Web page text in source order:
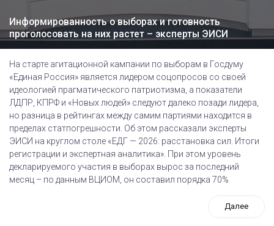
Информированность о выборах и готовность
проголосовать на них растет – эксперты ЭИСИ
На старте агитационной кампании по выборам в Госдуму
«Единая Россия» является лидером соцопросов со своей
идеологией прагматического патриотизма, а показатели
ЛДПР, КПРФ и «Новых людей» следуют далеко позади лидера,
но разница в рейтингах между самим партиями находится в
пределах статпогрешности. Об этом рассказали эксперты
ЭИСИ на круглом столе «ЕДГ — 2026: расстановка сил. Итоги
регистрации и экспертная аналитика». При этом уровень
декларируемого участия в выборах вырос за последний
месяц – по данным ВЦИОМ, он составил порядка 70%
Далее